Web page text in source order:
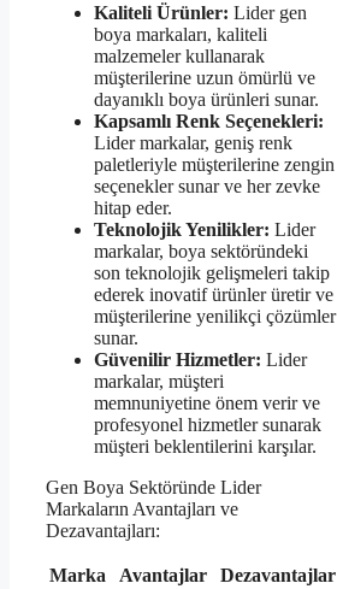
Kaliteli Ürünler: Lider gen
boya markaları, kaliteli
malzemeler kullanarak
müşterilerine uzun ömürlü ve
dayanıklı boya ürünleri sunar.
Kapsamlı Renk Seçenekleri:
Lider markalar, geniş renk
paletleriyle müşterilerine zengin
seçenekler sunar ve her zevke
hitap eder.
Teknolojik Yenilikler: Lider
markalar, boya sektöründeki
son teknolojik gelişmeleri takip
ederek inovatif ürünler üretir ve
müşterilerine yenilikçi çözümler
sunar.
Güvenilir Hizmetler: Lider
markalar, müşteri
memnuniyetine önem verir ve
profesyonel hizmetler sunarak
müşteri beklentilerini karşılar.
Gen Boya Sektöründe Lider
Markaların Avantajları ve
Dezavantajları:
Marka Avantajlar Dezavantajlar